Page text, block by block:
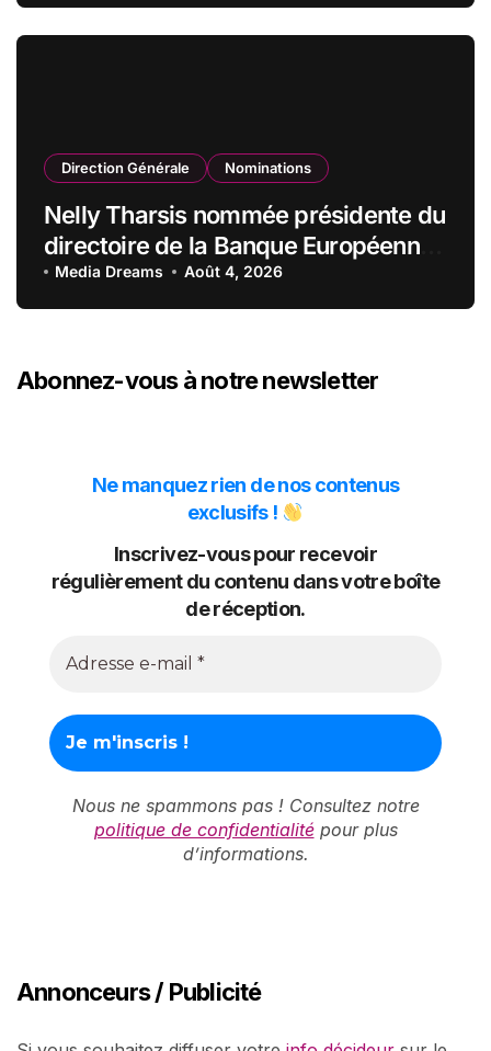
Direction Générale Nominations
Nelly Tharsis nommée présidente du
directoire de la Banque Européenne
du Crédit Mutuel
Media Dreams Août 4, 2026
Abonnez-vous à notre newsletter
Ne manquez rien de nos contenus
exclusifs !
Inscrivez-vous pour recevoir
régulièrement du contenu dans votre boîte
de réception.
Nous ne spammons pas ! Consultez notre
politique de confidentialitépour plus
d’informations.
Annonceurs / Publicité